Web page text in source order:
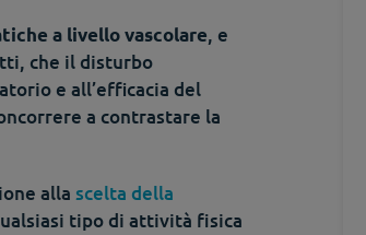
a livello vascolare, e
che il disturbo
e all’efficacia del
a contrastare la
alla scelta della
tipo di attività fisica